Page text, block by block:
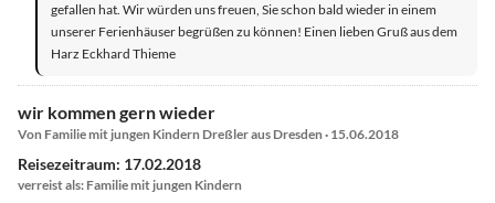
gefallen hat. Wir würden uns freuen, Sie schon bald wieder in einem
unserer Ferienhäuser begrüßen zu können! Einen lieben Gruß aus dem
Harz Eckhard Thieme
wir kommen gern wieder
Von Familie mit jungen Kindern Dreßler aus Dresden · 15.06.2018
Reisezeitraum: 17.02.2018
verreist als: Familie mit jungen Kindern